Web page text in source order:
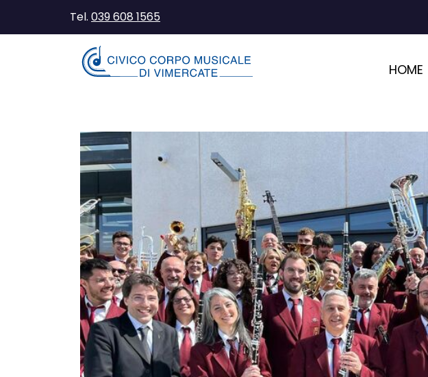
Tel. 039 608 1565
HOME